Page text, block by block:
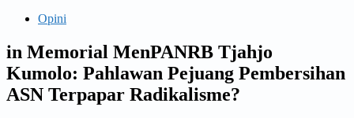
Opini
in Memorial MenPANRB Tjahjo
Kumolo: Pahlawan Pejuang Pembersihan
ASN Terpapar Radikalisme?